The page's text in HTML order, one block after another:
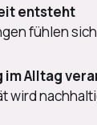
entsteht
fühlen
im Alltag
wird